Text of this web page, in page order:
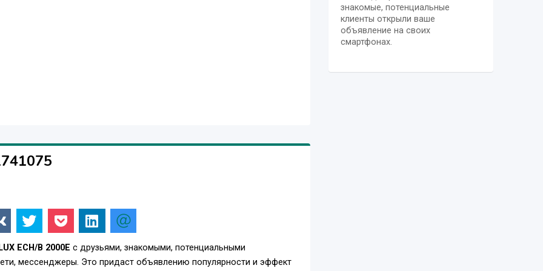
домашнего использования)
ECH/B 2000Е с друзьями, знакомыми, потенциальными
мессенджеры. Это придаст объявлению популярности и эффект
знакомые, потенциальные
клиенты открыли ваше
объявление на своих
смартфонах.